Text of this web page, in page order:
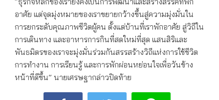
อาศัย แต่จุดมุ่งหมายของเราขยายกว้างขึ้นสู่ความมุ่งมั่นใน
การยกระดับคุณภาพชีวิตผู้คน ตั้งแต่บ้านที่เราพักอาศัย สู่วิถีใน
การเดินทาง และอาหารการกินที่สดใหม่ที่สุด แสนสิริและ
พันธมิตรของเราจะมุ่งมั่นร่วมกันสรรสร้างวิถีแห่งการใช้ชีวิต
การทำงาน การเรียนรู้ และการพักผ่อนหย่อนใจเพื่อวันข้าง
หน้าที่ดีขึ้น” นายเศรษฐากล่าวปิดท้าย